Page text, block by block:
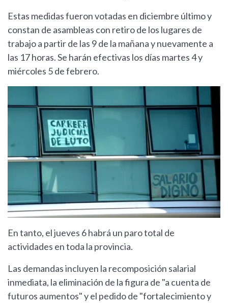
Estas medidas fueron votadas en diciembre último y
constan de asambleas con retiro de los lugares de
trabajo a partir de las 9 de la mañana y nuevamente a
las 17 horas. Se harán efectivas los días martes 4 y
miércoles 5 de febrero.
En tanto, el jueves 6 habrá un paro total de
actividades en toda la provincia.
Las demandas incluyen la recomposición salarial
inmediata, la eliminación de la figura de "a cuenta de
futuros aumentos" y el pedido de "fortalecimiento y